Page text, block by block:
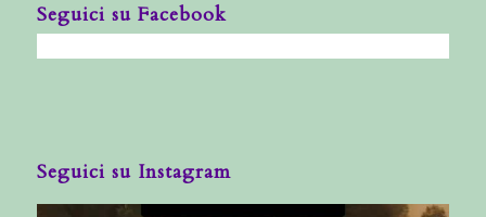
Seguici su Facebook
Seguici su Instagram